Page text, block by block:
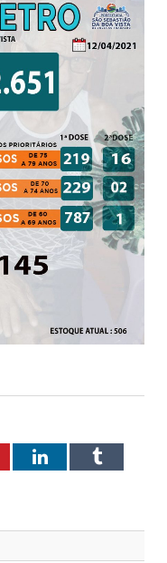
LinkedInTumblr